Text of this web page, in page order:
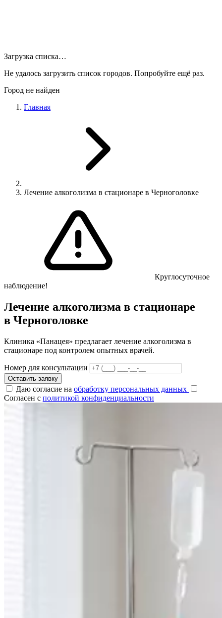
Загрузка списка…
Не удалось загрузить список городов. Попробуйте ещё раз.
Город не найден
Главная
Лечение алкоголизма в стационаре в Черноголовке
Круглосуточное
наблюдение!
Лечение алкоголизма в стационаре
в Черноголовке
Клиника «Панацея» предлагает лечение алкоголизма в
стационаре под контролем опытных врачей.
Номер для консультации
Оставить заявку
Даю согласие на обработку персональных данных
Согласен с политикой конфиденциальности